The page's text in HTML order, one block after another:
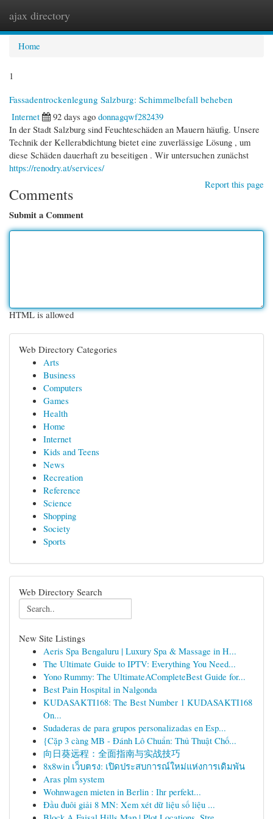
ajax directory
Home
1
Fassadentrockenlegung Salzburg: Schimmelbefall beheben
Internet
92 days ago donnagqwf282439
In der Stadt Salzburg sind Feuchteschäden an Mauern häufig. Unsere
Technik der Kellerabdichtung bietet eine zuverlässige Lösung , um
diese Schäden dauerhaft zu beseitigen . Wir untersuchen zunächst
https://renodry.at/services/
Report this page
Comments
Submit a Comment
HTML is allowed
Web Directory Categories
Arts
Business
Computers
Games
Health
Home
Internet
Kids and Teens
News
Recreation
Reference
Science
Shopping
Society
Sports
Web Directory Search
New Site Listings
Aeris Spa Bengaluru | Luxury Spa & Massage in H...
The Ultimate Guide to IPTV: Everything You Need...
Yono Rummy: The UltimateACompleteBest Guide for...
Best Pain Hospital in Nalgonda
KUDASAKTI168: The Best Number 1 KUDASAKTI168
On...
Sudaderas de para grupos personalizadas en Esp...
{Cặp 3 càng MB - Đánh Lô Chuẩn: Thủ Thuật Chố...
向日葵远程：全面指南与实战技巧
8x8win เว็บตรง: เปิดประสบการณ์ใหม่แห่งการเดิมพัน
Aras plm system
Wohnwagen mieten in Berlin : Ihr perfekt...
Đầu đuôi giải 8 MN: Xem xét dữ liệu số liệu ...